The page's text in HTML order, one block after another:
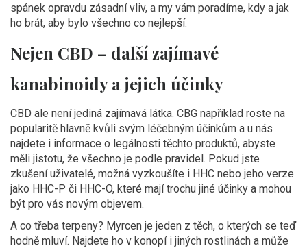
spánek opravdu zásadní vliv, a my vám poradíme, kdy a jak
ho brát, aby bylo všechno co nejlepší.
Nejen CBD – další zajímavé
kanabinoidy a jejich účinky
CBD ale není jediná zajímavá látka. CBG například roste na
popularitě hlavně kvůli svým léčebným účinkům a u nás
najdete i informace o legálnosti těchto produktů, abyste
měli jistotu, že všechno je podle pravidel. Pokud jste
zkušení uživatelé, možná vyzkoušíte i HHC nebo jeho verze
jako HHC-P či HHC-O, které mají trochu jiné účinky a mohou
být pro vás novým objevem.
A co třeba terpeny? Myrcen je jeden z těch, o kterých se teď
hodně mluví. Najdete ho v konopí i jiných rostlinách a může